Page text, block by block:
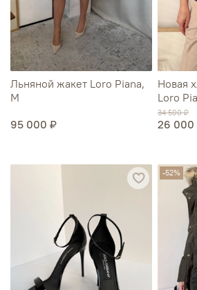
Льняной жакет Loro Piana,
M
95 000 ₽
Новая
Loro
34 500 ₽
26 000
-52%